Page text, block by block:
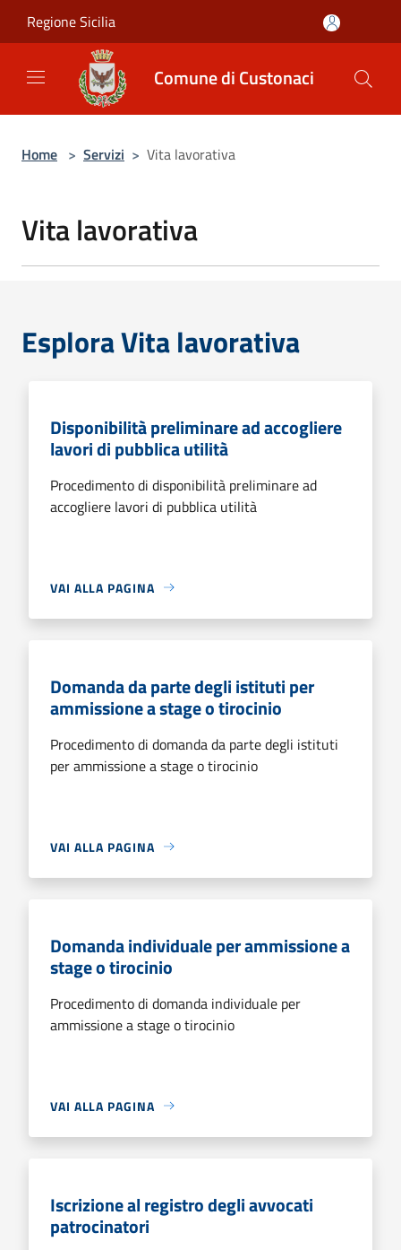
Regione Sicilia
Comune di Custonaci
Home > Servizi > Vita lavorativa
Vita lavorativa
Esplora Vita lavorativa
Disponibilità preliminare ad accogliere
lavori di pubblica utilità
Procedimento di disponibilità preliminare ad
accogliere lavori di pubblica utilità
VAI ALLA PAGINA
Domanda da parte degli istituti per
ammissione a stage o tirocinio
Procedimento di domanda da parte degli istituti
per ammissione a stage o tirocinio
VAI ALLA PAGINA
Domanda individuale per ammissione a
stage o tirocinio
Procedimento di domanda individuale per
ammissione a stage o tirocinio
VAI ALLA PAGINA
Iscrizione al registro degli avvocati
patrocinatori